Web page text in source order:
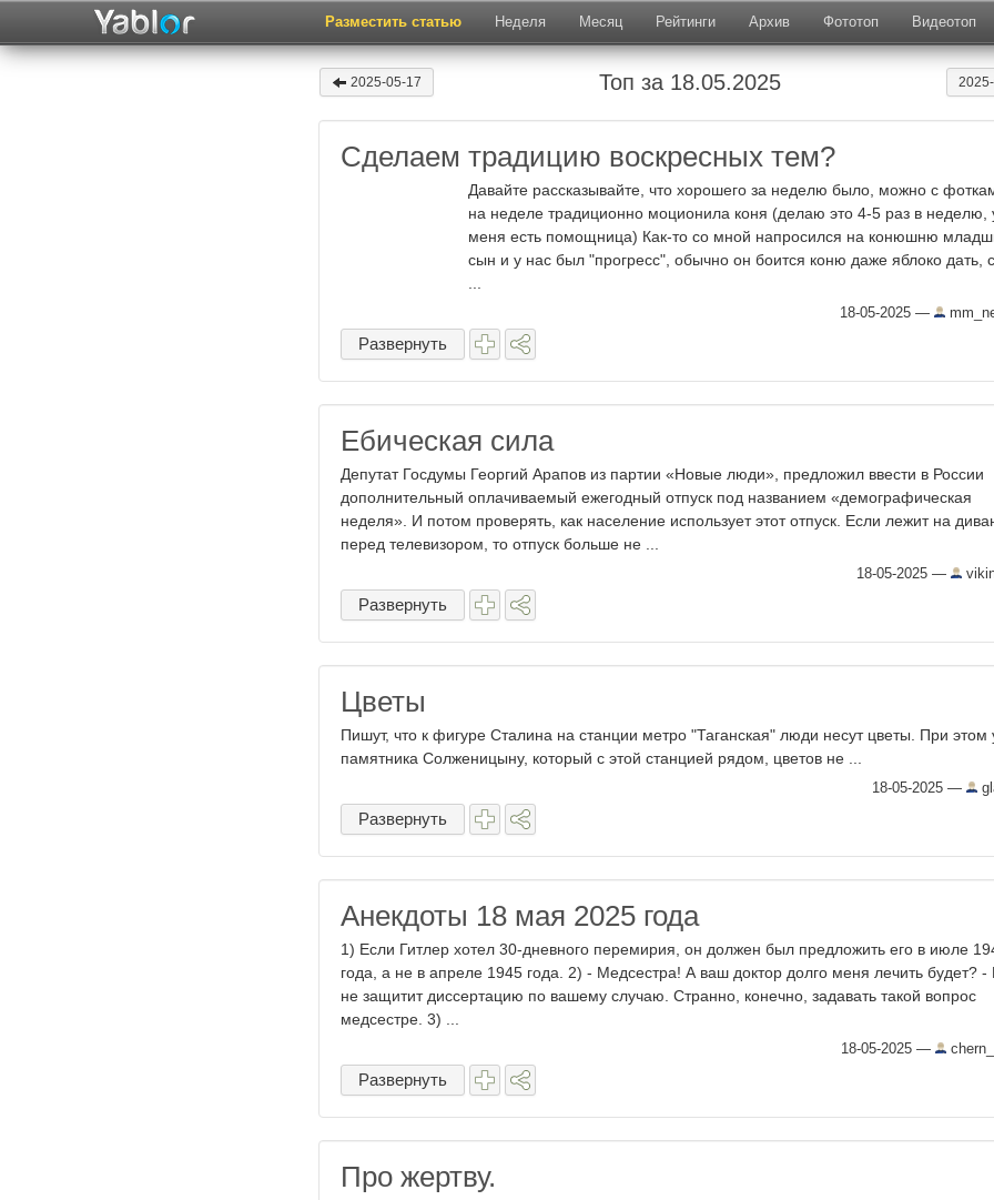
Разместить статью Неделя Месяц Рейтинги Архив Фототоп Видеотоп
2025-05-17 Топ за 18.05.2025
Сделаем традицию воскресных тем?
Давайте рассказывайте, что хорошего за неделю было, можно с
на неделе традиционно моционила коня (делаю это 4-5 раз в неделю,
меня есть помощница) Как-то со мной напросился на конюшню
сын и у нас был "прогресс", обычно он боится коню даже яблоко дать,
18-05-2025 —
Развернуть
Ебическая сила
Депутат Госдумы Георгий Арапов из партии «Новые люди», предложил ввести в России
дополнительный оплачиваемый ежегодный отпуск под названием «демографическая
неделя». И потом проверять, как население использует этот отпуск. Если лежит на
перед телевизором, то отпуск больше не ...
18-05-2025 —
Развернуть
Цветы
Пишут, что к фигуре Сталина на станции метро "Таганская" люди несут цветы. При этом
памятника Солженицыну, который с этой станцией рядом, цветов не ...
18-05-2025 —
Развернуть
Анекдоты 18 мая 2025 года
1) Если Гитлер хотел 30-дневного перемирия, он должен был предложить его в июле
года, а не в апреле 1945 года. 2) - Медсестра! А ваш доктор долго меня лечить будет? -
не защитит диссертацию по вашему случаю. Странно, конечно, задавать такой вопрос
медсестре. 3) ...
18-05-2025 —
Развернуть
Про жертву.